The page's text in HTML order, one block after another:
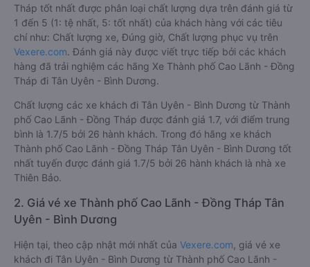
Tháp tốt nhất được phân loại chất lượng dựa trên đánh giá từ
1 đến 5 (1: tệ nhất, 5: tốt nhất) của khách hàng với các tiêu
chí như: Chất lượng xe, Đúng giờ, Chất lượng phục vụ trên
Vexere.com. Đánh giá này được viết trực tiếp bởi các khách
hàng đã trải nghiệm các hãng Xe Thành phố Cao Lãnh - Đồng
Tháp đi Tân Uyên - Bình Dương.
Chất lượng các xe khách đi Tân Uyên - Bình Dương từ Thành
phố Cao Lãnh - Đồng Tháp được đánh giá 1.7, với điểm trung
bình là 1.7/5 bởi 26 hành khách. Trong đó hãng xe khách
Thành phố Cao Lãnh - Đồng Tháp Tân Uyên - Bình Dương tốt
nhất tuyến được đánh giá 1.7/5 bởi 26 hành khách là nhà xe
Thiên Bảo.
2. Giá vé xe Thành phố Cao Lãnh - Đồng Tháp Tân
Uyên - Bình Dương
Hiện tại, theo cập nhật mới nhất của Vexere.com , giá vé xe
khách đi Tân Uyên - Bình Dương từ Thành phố Cao Lãnh -